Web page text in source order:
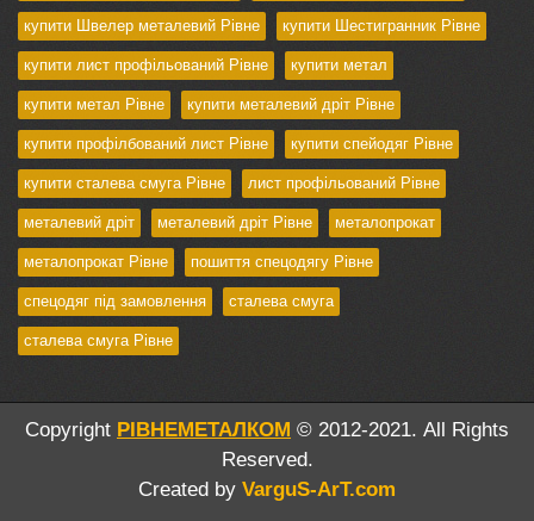
купити Швелер металевий Рівне купити Шестигранник Рівне
купити лист профільований Рівне купити метал
купити метал Рівне купити металевий дріт Рівне
купити профілбований лист Рівне купити спейодяг Рівне
купити сталева смуга Рівне лист профільований Рівне
металевий дріт металевий дріт Рівне металопрокат
металопрокат Рівне пошиття спецодягу Рівне
спецодяг під замовлення сталева смуга
сталева смуга Рівне
Copyright РІВНЕМЕТАЛКОМ © 2012-2021. All Rights
Reserved.
Created by VarguS-ArT.com